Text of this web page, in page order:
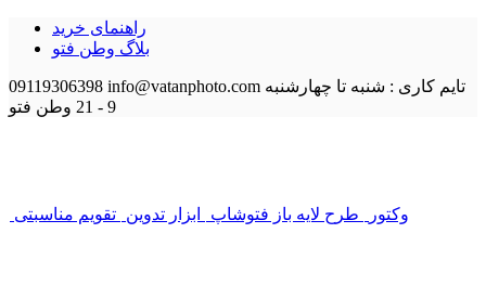
راهنمای خرید
بلاگ وطن فتو
09119306398 info@vatanphoto.com تایم کاری : شنبه تا چهارشنبه
9 - 21
وطن فتو
وکتور طرح لایه باز فتوشاپ ابزار تدوین تقویم مناسبتی